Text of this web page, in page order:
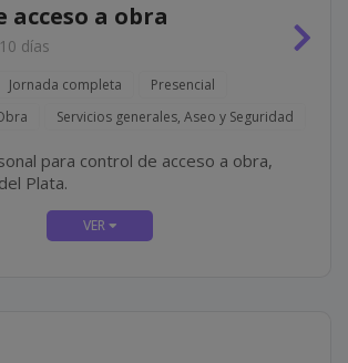
acceso a obra
días
Jornada completa
Presencial
Servicios generales, Aseo y Seguridad
para control de acceso a obra,
Plata.